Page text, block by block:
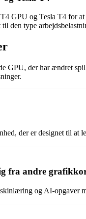
GPU og Tesla T4 for
den type
GPU, der har ændret
der er designet til at
fra andre
og AI-opgaver